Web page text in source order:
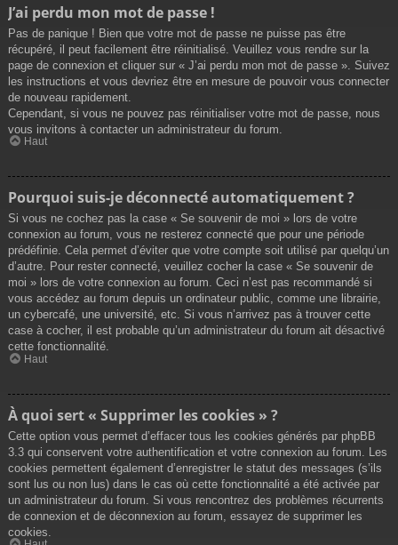
J’ai perdu mon mot de passe !
Pas de panique ! Bien que votre mot de passe ne puisse pas être
récupéré, il peut facilement être réinitialisé. Veuillez vous rendre sur la
page de connexion et cliquer sur « J’ai perdu mon mot de passe ». Suivez
les instructions et vous devriez être en mesure de pouvoir vous connecter
de nouveau rapidement.
Cependant, si vous ne pouvez pas réinitialiser votre mot de passe, nous
vous invitons à contacter un administrateur du forum.
Haut
Pourquoi suis-je déconnecté automatiquement ?
Si vous ne cochez pas la case « Se souvenir de moi » lors de votre
connexion au forum, vous ne resterez connecté que pour une période
prédéfinie. Cela permet d’éviter que votre compte soit utilisé par quelqu’un
d’autre. Pour rester connecté, veuillez cocher la case « Se souvenir de
moi » lors de votre connexion au forum. Ceci n’est pas recommandé si
vous accédez au forum depuis un ordinateur public, comme une librairie,
un cybercafé, une université, etc. Si vous n’arrivez pas à trouver cette
case à cocher, il est probable qu’un administrateur du forum ait désactivé
cette fonctionnalité.
Haut
À quoi sert « Supprimer les cookies » ?
Cette option vous permet d’effacer tous les cookies générés par phpBB
3.3 qui conservent votre authentification et votre connexion au forum. Les
cookies permettent également d’enregistrer le statut des messages (s’ils
sont lus ou non lus) dans le cas où cette fonctionnalité a été activée par
un administrateur du forum. Si vous rencontrez des problèmes récurrents
de connexion et de déconnexion au forum, essayez de supprimer les
cookies.